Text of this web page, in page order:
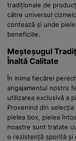
tradiționale de
către universul
contează și unde
beneficiile.
Meșteșugul
Înaltă Calitate
În inima fiecărei
angajamentul nostru
utilizarea exclusivă a
Provenind din
pielea box, pielea
noastre sunt tratate
o rezistență sporită și